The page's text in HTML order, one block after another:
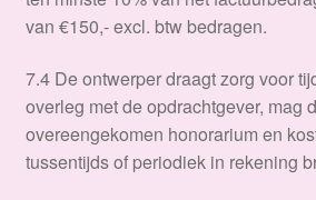
van €150,- excl. btw bedragen.
7.4 De ontwerper draagt zorg voor
overleg met de opdrachtgever, mag
overeengekomen honorarium en
tussentijds of periodiek in rekening